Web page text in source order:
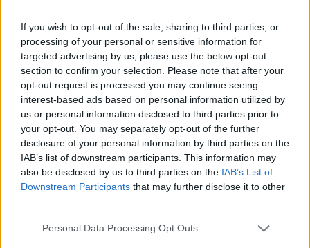
If you wish to opt-out of the sale, sharing to third parties, or
processing of your personal or sensitive information for
targeted advertising by us, please use the below opt-out
section to confirm your selection. Please note that after your
opt-out request is processed you may continue seeing
interest-based ads based on personal information utilized by
us or personal information disclosed to third parties prior to
your opt-out. You may separately opt-out of the further
disclosure of your personal information by third parties on the
IAB’s list of downstream participants. This information may
also be disclosed by us to third parties on the IAB’s List of
Downstream Participants that may further disclose it to other
Personal Data Processing Opt Outs
Νέα Πελοπόννησος: Ο «Μητσοτακισμός» διαλύει